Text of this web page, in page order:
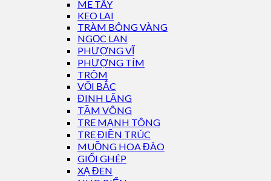
ME TÂY
KEO LAI
TRÀM BÔNG VÀNG
NGỌC LAN
PHƯỢNG VĨ
PHƯỢNG TÍM
TRÔM
VỐI BẮC
ĐINH LĂNG
TẦM VÔNG
TRE MẠNH TÔNG
TRE ĐIỀN TRÚC
MUỒNG HOA ĐÀO
GIỔI GHÉP
XẠ ĐEN